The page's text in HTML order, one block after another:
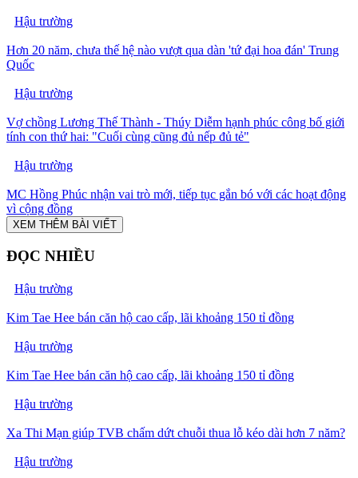
Hậu trường
Hơn 20 năm, chưa thế hệ nào vượt qua dàn 'tứ đại hoa đán' Trung
Quốc
Hậu trường
Vợ chồng Lương Thế Thành - Thúy Diễm hạnh phúc công bố giới
tính con thứ hai: "Cuối cùng cũng đủ nếp đủ tẻ"
Hậu trường
MC Hồng Phúc nhận vai trò mới, tiếp tục gắn bó với các hoạt động
vì cộng đồng
XEM THÊM BÀI VIẾT
ĐỌC NHIỀU
Hậu trường
Kim Tae Hee bán căn hộ cao cấp, lãi khoảng 150 tỉ đồng
Hậu trường
Kim Tae Hee bán căn hộ cao cấp, lãi khoảng 150 tỉ đồng
Hậu trường
Xa Thi Mạn giúp TVB chấm dứt chuỗi thua lỗ kéo dài hơn 7 năm?
Hậu trường